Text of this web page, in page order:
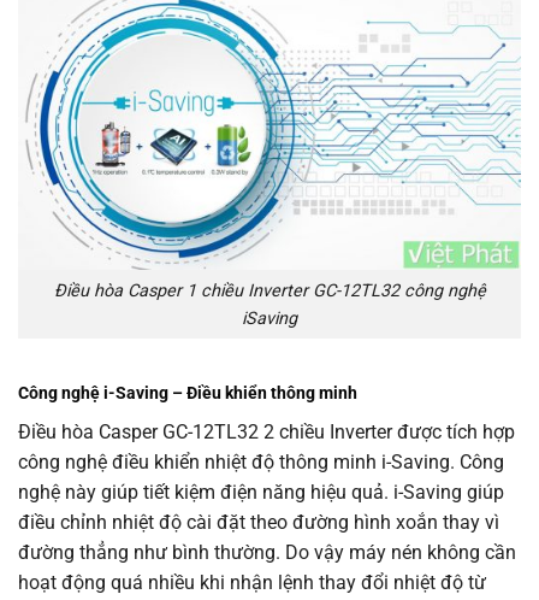
Điều hòa Casper 1 chiều Inverter GC-12TL32 công nghệ
iSaving
Công nghệ i-Saving – Điều khiển thông minh
Điều hòa Casper GC-12TL32 2 chiều Inverter được tích hợp
công nghệ điều khiển nhiệt độ thông minh i-Saving. Công
nghệ này giúp tiết kiệm điện năng hiệu quả. i-Saving giúp
điều chỉnh nhiệt độ cài đặt theo đường hình xoắn thay vì
đường thẳng như bình thường. Do vậy máy nén không cần
hoạt động quá nhiều khi nhận lệnh thay đổi nhiệt độ từ